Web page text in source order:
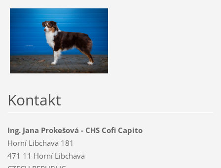
Kontakt
Ing. Jana Prokešová - CHS Cofi Capito
Horní Libchava 181
471 11 Horní Libchava